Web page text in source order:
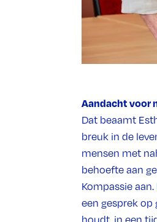
Aandacht voor
Dat beaamt
breuk in de
mensen met
behoefte aan
Kompassie
een gesprek